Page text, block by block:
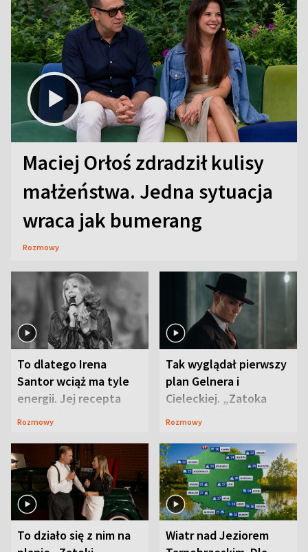
Maciej Orłoś zdradził kulisy
małżeństwa. Jedna sytuacja
wraca jak bumerang
Rozmowy
To dlatego Irena
Santor wciąż ma tyle
energii. Jej recepta
jest zaskakująco
Rozmowy
Tak wyglądał pierwszy
plan Gelnera i
Cieleckiej. „Zatoka
szpiegów” od razu ich
Rozmowy
To działo się z nim na
Wiatr nad Jeziorem